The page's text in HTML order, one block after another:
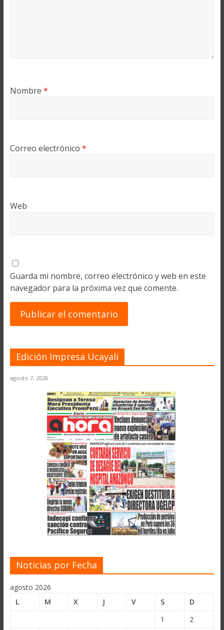
Nombre *
Correo electrónico *
Web
Guarda mi nombre, correo electrónico y web en este
navegador para la próxima vez que comente.
Edición Impresa Ucayali
agosto 7, 2026
Noticias por Fecha
agosto 2026
L
M X J V S
D
1
2